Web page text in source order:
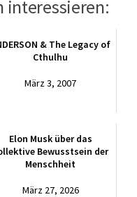
interessieren:
& The Legacy of
Cthulhu
März 3, 2007
Elon Musk über das
Bewusstsein der
Menschheit
März 27, 2026